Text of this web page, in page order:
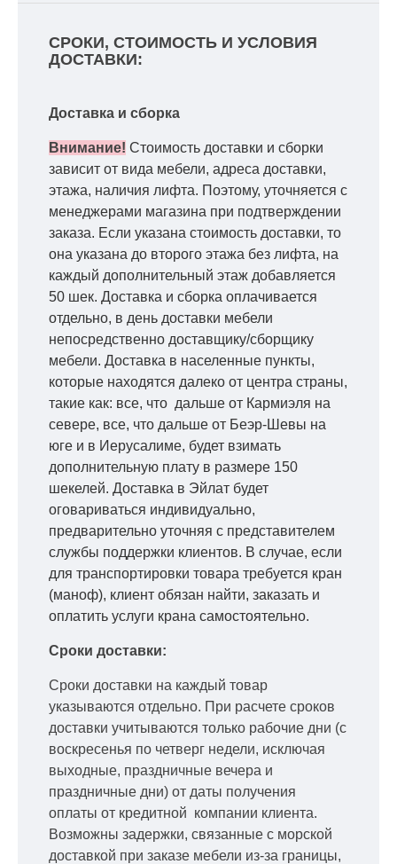
СРОКИ, СТОИМОСТЬ И УСЛОВИЯ
ДОСТАВКИ:
Доставка и сборка
Внимание! Стоимость доставки и сборки
зависит от вида мебели, адреса доставки,
этажа, наличия лифта. Поэтому, уточняется с
менеджерами магазина при подтверждении
заказа. Если указана стоимость доставки, то
она указана до второго этажа без лифта, на
каждый дополнительный этаж добавляется
50 шек. Доставка и сборка оплачивается
отдельно, в день доставки мебели
непосредственно доставщику/сборщику
мебели. Доставка в населенные пункты,
которые находятся далеко от центра страны,
такие как: все, что дальше от Кармиэля на
севере, все, что дальше от Беэр-Шевы на
юге и в Иерусалиме, будет взимать
дополнительную плату в размере 150
шекелей. Доставка в Эйлат будет
оговариваться индивидуально,
предварительно уточняя с представителем
службы поддержки клиентов. В случае, если
для транспортировки товара требуется кран
(маноф), клиент обязан найти, заказать и
оплатить услуги крана самостоятельно.
Сроки доставки:
Сроки доставки на каждый товар
указываются отдельно. При расчете сроков
доставки учитываются только рабочие дни (с
воскресенья по четверг недели, исключая
выходные, праздничные вечера и
праздничные дни) от даты получения
оплаты от кредитной компании клиента.
Возможны задержки, связанные с морской
доставкой при заказе мебели из-за границы,